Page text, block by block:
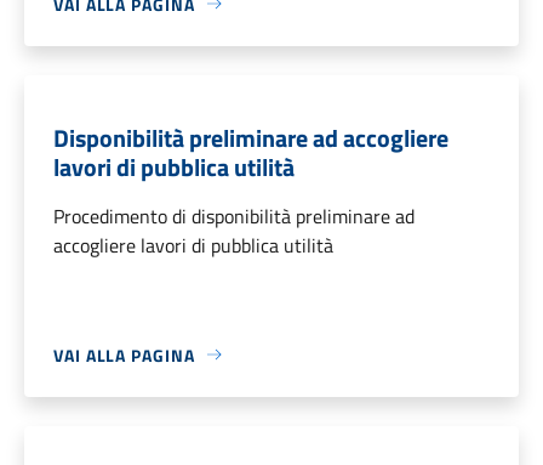
Disponibilità preliminare ad accogliere
lavori di pubblica utilità
Procedimento di disponibilità preliminare ad
accogliere lavori di pubblica utilità
VAI ALLA PAGINA